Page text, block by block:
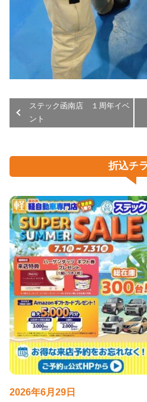
ステック函南店 １周年イベ
ント
折込チ
2026年6月29日